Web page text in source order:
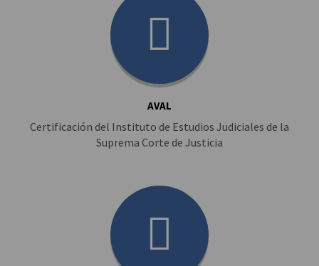
AVAL
Certificación del Instituto de Estudios Judiciales de la
Suprema Corte de Justicia